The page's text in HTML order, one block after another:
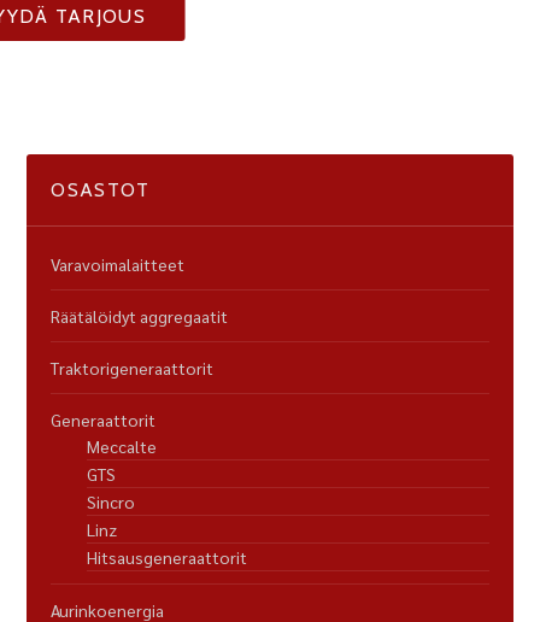
TARJOUS
OSASTOT
Varavoimalaitteet
Räätälöidyt aggregaatit
Traktorigeneraattorit
Generaattorit
Meccalte
GTS
Sincro
Linz
Hitsausgeneraattorit
Aurinkoenergia